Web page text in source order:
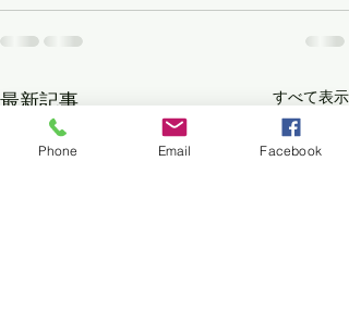
最新記事 すべて表示
Phone Email Facebook